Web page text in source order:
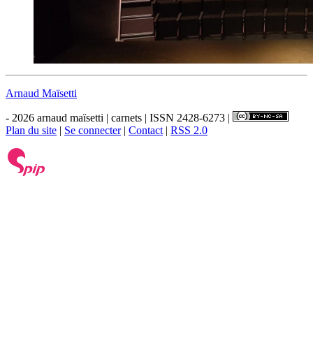
Arnaud Maïsetti
- 2026 arnaud maïsetti | carnets | ISSN 2428-6273 |
Plan du site | Se connecter| Contact | RSS 2.0